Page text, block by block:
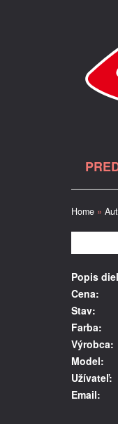
Home »
Popis
Cena:
Stav:
Farba:
Výrobca:
Model:
Užívateľ:
Email: